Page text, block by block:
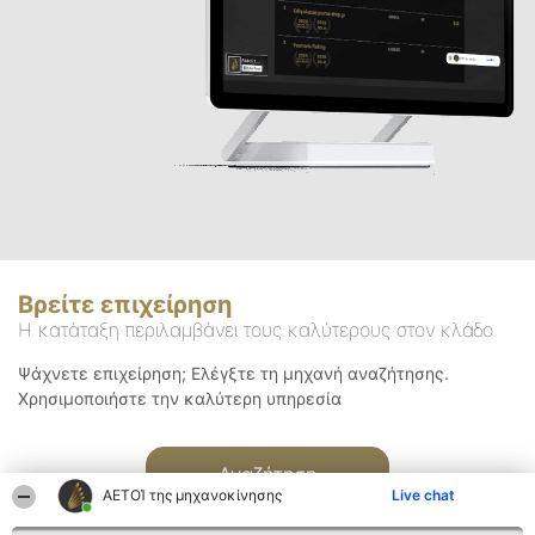
ΑΕΤΟΊ της μηχανοκίνησης Live chat
Βρείτε επιχείρηση
Η κατάταξη περιλαμβάνει τους καλύτερους στον κλάδο
Ψάχνετε επιχείρηση; Ελέγξτε τη μηχανή αναζήτησης.
Χρησιμοποιήστε την καλύτερη υπηρεσία
Αναζήτηση